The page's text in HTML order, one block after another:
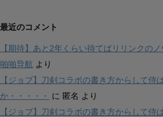
最近のコメント
【期待】あと2年くらい待てばリリンクの
啪啪导航 より
【ジョブ】刀剣コラボの書き方からして侍
か・・・・・
に 匿名 より
【ジョブ】刀剣コラボの書き方からして侍